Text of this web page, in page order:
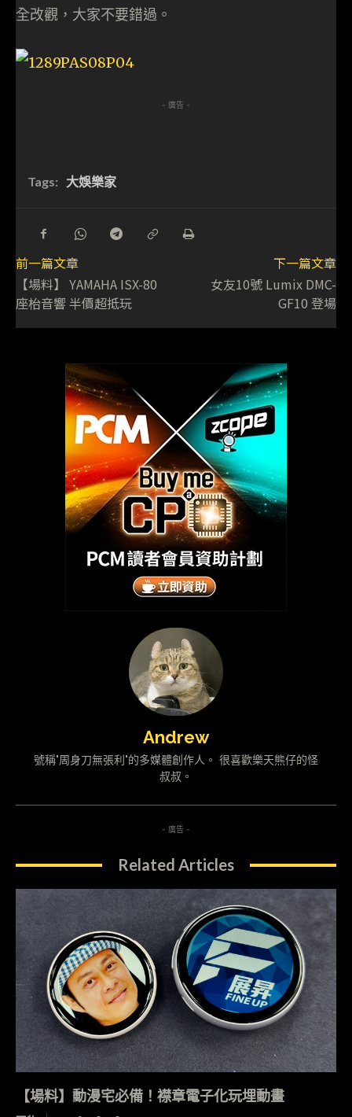
全改觀，大家不要錯過。
- 廣告 -
Tags: 大娛樂家
前一篇文章
【場料】 YAMAHA ISX-80
座枱音響 半價超抵玩
下一篇文章
女友10號 Lumix DMC-
GF10 登場
Andrew
號稱"周身刀無張利"的多媒體創作人。 很喜歡樂天熊仔的怪
叔叔。
- 廣告 -
Related Articles
【場料】動漫宅必備！襟章電子化玩埋動畫